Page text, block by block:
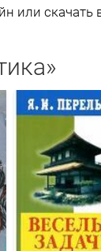
или скачать